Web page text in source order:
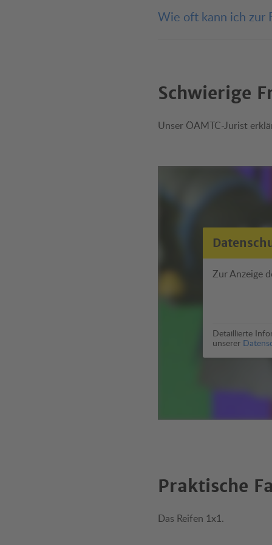
Englisch,Kroatischund
Wie oft kann ich zur
Schwierige
Unser ÖAMTC-Jurist
Zur Anzeige
Detaillierte
unserer
Praktische
Das Reifen 1x1.